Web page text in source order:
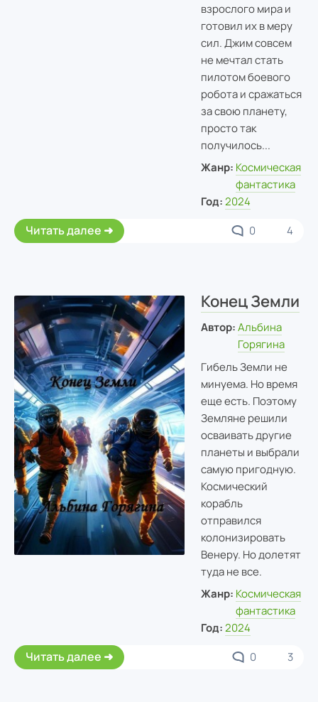
взрослого мира и
готовил их в меру
сил. Джим совсем
не мечтал стать
пилотом боевого
робота и сражаться
за свою планету,
просто так
получилось...
Жанр: Космическая
фантастика
Год: 2024
Читать далее 0 4
Конец Земли
Автор: Альбина
Горягина
Гибель Земли не
минуема. Но время
еще есть. Поэтому
Земляне решили
осваивать другие
планеты и выбрали
самую пригодную.
Космический
корабль
отправился
колонизировать
Венеру. Но долетят
туда не все.
Жанр: Космическая
фантастика
Год: 2024
Читать далее 0 3